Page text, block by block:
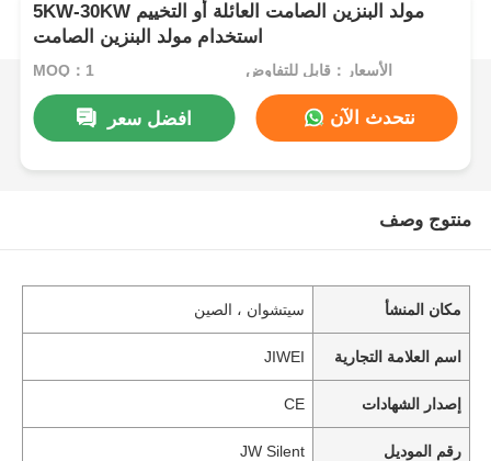
5KW-30KW مولد البنزين الصامت العائلة أو التخييم
استخدام مولد البنزين الصامت
MOQ：1 الأسعار：قابل للتفاوض
افضل سعر نتحدث الآن
منتوج وصف
مكان المنشأ سيتشوان ، الصين
اسم العلامة التجارية JIWEI
إصدار الشهادات CE
رقم الموديل JW Silent